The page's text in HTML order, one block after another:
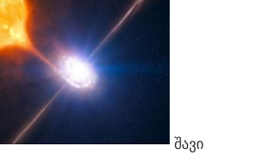
შავი